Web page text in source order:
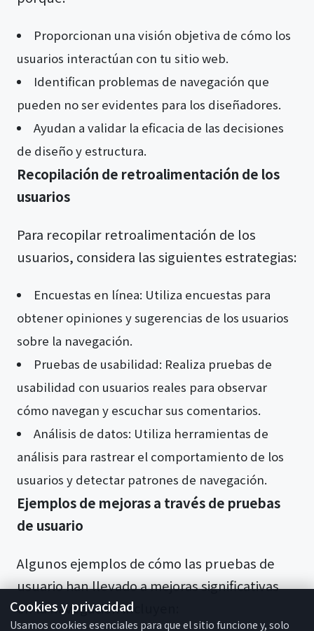
Proporcionan una visión objetiva de cómo los
usuarios interactúan con tu sitio web.
Identifican problemas de navegación que
pueden no ser evidentes para los diseñadores.
Ayudan a validar la eficacia de las decisiones
de diseño y estructura.
Recopilación de retroalimentación de los
usuarios
Para recopilar retroalimentación de los
usuarios, considera las siguientes estrategias:
Encuestas en línea: Utiliza encuestas para
obtener opiniones y sugerencias de los usuarios
sobre la navegación.
Pruebas de usabilidad: Realiza pruebas de
usabilidad con usuarios reales para observar
cómo navegan y escuchar sus comentarios.
Análisis de datos: Utiliza herramientas de
análisis para rastrear el comportamiento de los
usuarios y detectar patrones de navegación.
Ejemplos de mejoras a través de pruebas
de usuario
Algunos ejemplos de cómo las pruebas de
usuario han llevado a mejoras significativas
en la navegación incluyen:
Cookies y privacidad
Usamos cookies esenciales para que el sitio funcione y, solo